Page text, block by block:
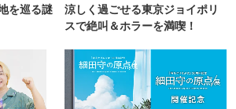
を巡る謎
涼しく過ごせる東京ジョイポリ
スで絶叫＆ホラーを満喫！